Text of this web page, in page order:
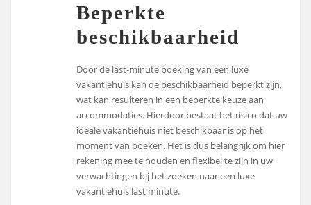
Beperkte
beschikbaarheid
Door de last-minute boeking van een luxe
vakantiehuis kan de beschikbaarheid beperkt zijn,
wat kan resulteren in een beperkte keuze aan
accommodaties. Hierdoor bestaat het risico dat uw
ideale vakantiehuis niet beschikbaar is op het
moment van boeken. Het is dus belangrijk om hier
rekening mee te houden en flexibel te zijn in uw
verwachtingen bij het zoeken naar een luxe
vakantiehuis last minute.